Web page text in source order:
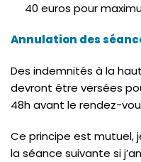
40 euros pour
Annulation des
Des indemnités à la
devront être versées
48h avant le rendez-
Ce principe est mutuel,
la séance suivante si